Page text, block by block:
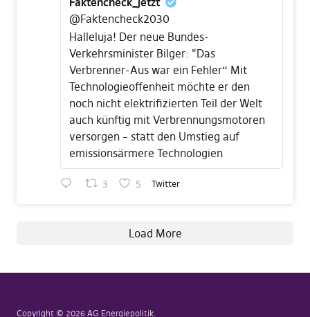
@Faktencheck2030
Halleluja! Der neue Bundes-
Verkehrsminister Bilger: "Das
Verbrenner-Aus war ein Fehler“ Mit
Technologieoffenheit möchte er den
noch nicht elektrifizierten Teil der Welt
auch künftig mit Verbrennungsmotoren
versorgen – statt den Umstieg auf
emissionsärmere Technologien
3 5 Twitter
Load More
Copyright © 2026 AG Energiepolitik